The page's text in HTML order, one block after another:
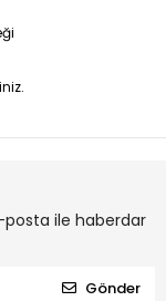
ile haberdar
Gönder